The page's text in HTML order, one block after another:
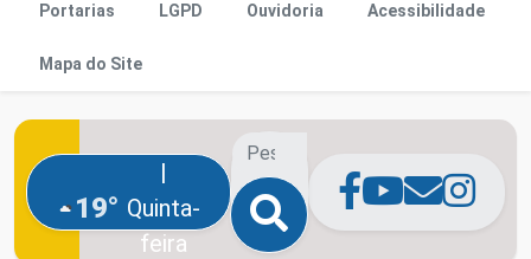
Portarias LGPD Ouvidoria Acessibilidade
Mapa do Site
19°
|
Quinta-
feira